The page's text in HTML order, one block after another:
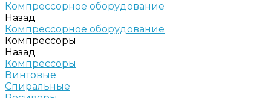
Компрессорное оборудование
Назад
Компрессорное оборудование
Компрессоры
Назад
Компрессоры
Винтовые
Спиральные